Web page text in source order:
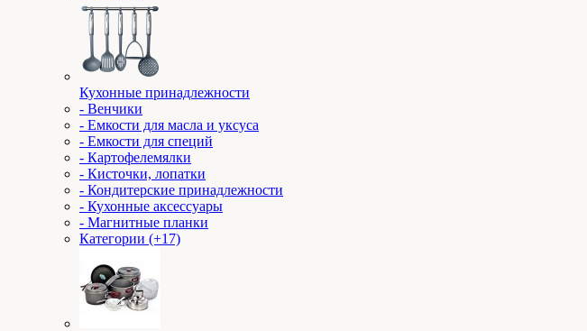
Кухонные принадлежности
- Венчики
- Емкости для масла и уксуса
- Емкости для специй
- Картофелемялки
- Кисточки, лопатки
- Кондитерские принадлежности
- Кухонные аксессуары
- Магнитные планки
Категории (+17)